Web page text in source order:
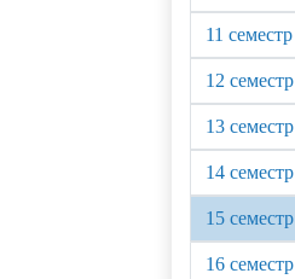
11 семестр
12 семестр
13 семестр
14 семестр
15 семестр
16 семестр